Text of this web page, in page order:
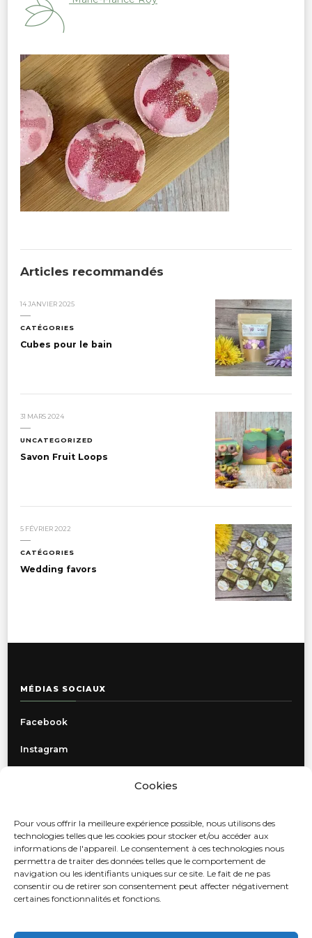
Cookies
Pour vous offrir la meilleure expérience possible, nous utilisons des
technologies telles que les cookies pour stocker et/ou accéder aux
informations de l'appareil. Le consentement à ces technologies nous
permettra de traiter des données telles que le comportement de
navigation ou les identifiants uniques sur ce site. Le fait de ne pas
consentir ou de retirer son consentement peut affecter négativement
certaines fonctionnalités et fonctions.
Articles recommandés
14 JANVIER 2025
CATÉGORIES
Cubes pour le bain
31 MARS 2024
UNCATEGORIZED
Savon Fruit Loops
5 FÉVRIER 2022
CATÉGORIES
Wedding favors
MÉDIAS SOCIAUX
Facebook
Instagram
Politique de confidentialité
Livraison, retours et échanges
Contact